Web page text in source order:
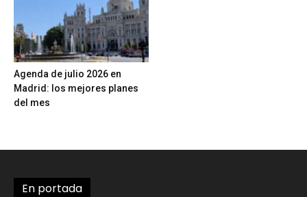
Agenda de julio 2026 en
Madrid: los mejores planes
del mes
En portada